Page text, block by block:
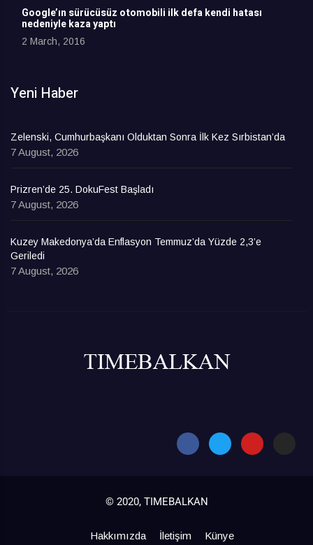
Google’ın sürücüsüz otomobili ilk defa kendi hatası
nedeniyle kaza yaptı
2 March, 2016
Yeni Haber
Zelenski, Cumhurbaşkanı Olduktan Sonra İlk Kez Sırbistan’da
7 August, 2026
Prizren’de 25. DokuFest Başladı
7 August, 2026
Kuzey Makedonya’da Enflasyon Temmuz’da Yüzde 2,3’e
Geriledi
7 August, 2026
© 2020, TIMEBALKAN
Hakkımızda İletişim Künye